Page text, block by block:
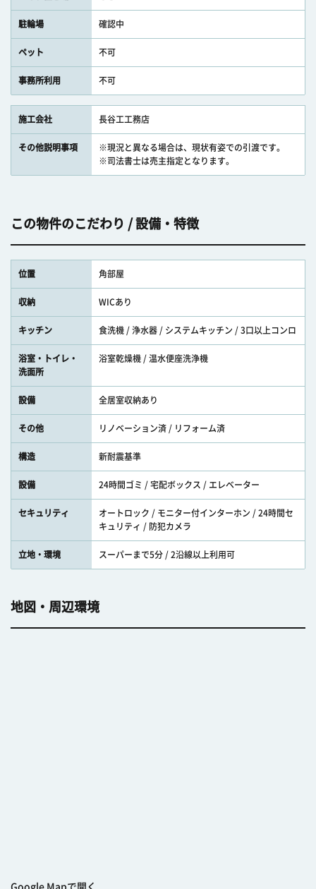
駐輪場 確認中
ペット 不可
事務所利用 不可
施工会社 長谷工工務店
その他説明事項
※現況と異なる場合は、現状有姿での引渡です。
※司法書士は売主指定となります。
この物件のこだわり / 設備・特徴
位置 角部屋
収納 WICあり
キッチン 食洗機 / 浄水器 / システムキッチン / 3口以上コンロ
浴室・トイレ・
洗面所
浴室乾燥機 / 温水便座洗浄機
設備 全居室収納あり
その他 リノベーション済 / リフォーム済
構造 新耐震基準
設備 24時間ゴミ / 宅配ボックス / エレベーター
セキュリティ
オートロック / モニター付インターホン / 24時間セ
キュリティ / 防犯カメラ
立地・環境 スーパーまで5分 / 2沿線以上利用可
地図・周辺環境
Google Mapで開く